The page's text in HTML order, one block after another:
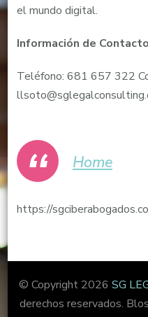
el mundo digital.
Información de
Teléfono: 681 657 322
Home
https://
© Copyright 2026 SG
derechos reservados.